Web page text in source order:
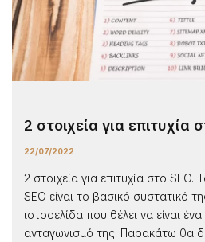
2 στοιχεία για επιτυχία
22/07/2022
2 στοιχεία για επιτυχία στο SEO.
SEO είναι το βασικό συστατικό
ιστοσελίδα που θέλει να είναι
ανταγωνισμό της. Παρακάτω θα